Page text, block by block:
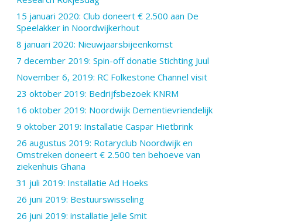
15 januari 2020: Club doneert € 2.500 aan De
Speelakker in Noordwijkerhout
8 januari 2020: Nieuwjaarsbijeenkomst
7 december 2019: Spin-off donatie Stichting Juul
November 6, 2019: RC Folkestone Channel visit
23 oktober 2019: Bedrijfsbezoek KNRM
16 oktober 2019: Noordwijk Dementievriendelijk
9 oktober 2019: Installatie Caspar Hietbrink
26 augustus 2019: Rotaryclub Noordwijk en
Omstreken doneert € 2.500 ten behoeve van
ziekenhuis Ghana
31 juli 2019: Installatie Ad Hoeks
26 juni 2019: Bestuurswisseling
26 juni 2019: installatie Jelle Smit